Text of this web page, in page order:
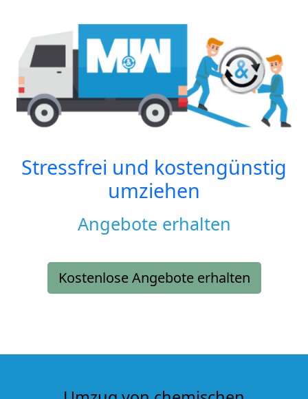
Stressfrei und kostengünstig
umziehen
Angebote erhalten
Kostenlose Angebote erhalten